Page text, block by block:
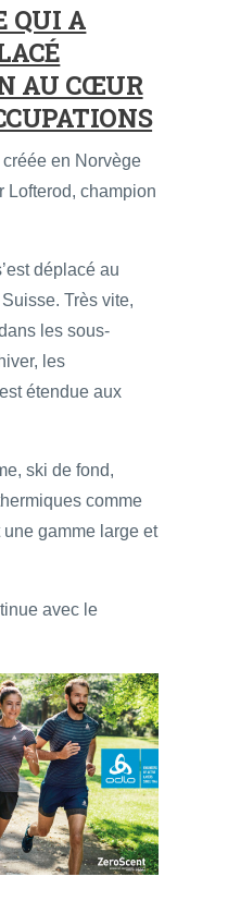
QUI A
AU CŒUR
en Norvège
Lofterod, champion
déplacé au
Très vite,
les sous-
les
étendue aux
ski de fond,
comme
gamme large et
avec le